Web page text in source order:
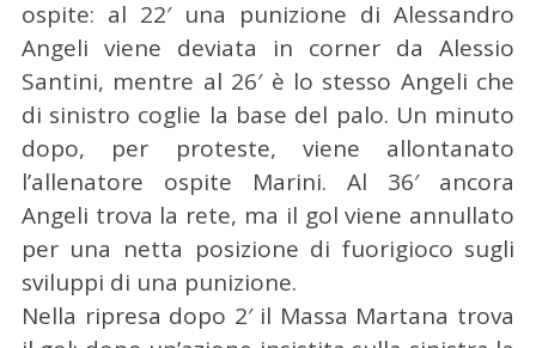
ospite: al 22′ una punizione di Alessandro
Angeli viene deviata in corner da Alessio
Santini, mentre al 26′ è lo stesso Angeli che
di sinistro coglie la base del palo. Un minuto
dopo, per proteste, viene allontanato
l’allenatore ospite Marini. Al 36′ ancora
Angeli trova la rete, ma il gol viene annullato
per una netta posizione di fuorigioco sugli
sviluppi di una punizione.
Nella ripresa dopo 2′ il Massa Martana trova